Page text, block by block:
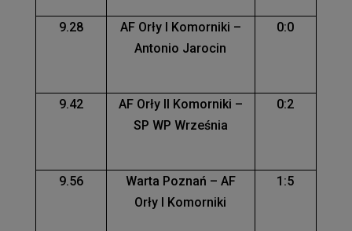
9.28
AF Orły I Komorniki –
Antonio Jarocin
0:0
9.42
AF Orły II Komorniki –
SP WP Września
0:2
9.56
Warta Poznań – AF
Orły I Komorniki
1:5